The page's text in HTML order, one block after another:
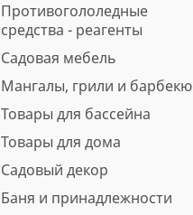
Противогололедные
средства - реагенты
Садовая мебель
Мангалы, грили и барбекю
Товары для бассейна
Товары для дома
Садовый декор
Баня и принадлежности